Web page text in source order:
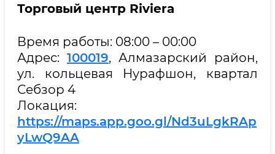
Торговый центр Riviera
Время работы: 08:00 – 00:00
Адрес: 100019, Алмазарский район,
ул. кольцевая Нурафшон, квартал
Себзор 4
Локация:
https://maps.app.goo.gl/Nd3uLgkRAp
yLwQ9AA